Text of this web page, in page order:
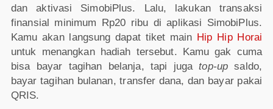
dan aktivasi SimobiPlus. Lalu, lakukan transaksi
finansial minimum Rp20 ribu di aplikasi SimobiPlus.
Kamu akan langsung dapat tiket main Hip Hip Horai
untuk menangkan hadiah tersebut. Kamu gak cuma
bisa bayar tagihan belanja, tapi jugatop-up saldo,
bayar tagihan bulanan, transfer dana, dan bayar pakai
QRIS.